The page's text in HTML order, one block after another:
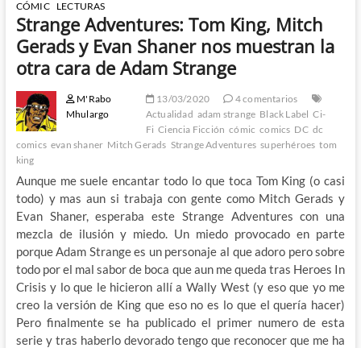
CÓMIC LECTURAS
Strange Adventures: Tom King, Mitch
Gerads y Evan Shaner nos muestran la
otra cara de Adam Strange
M'Rabo
Mhulargo
13/03/2020
4 comentarios
Actualidad adam strange Black Label Ci-
Fi Ciencia Ficción cómic comics DC dc
comics evan shaner Mitch Gerads Strange Adventures superhéroes tom
king
Aunque me suele encantar todo lo que toca Tom King (o casi
todo) y mas aun si trabaja con gente como Mitch Gerads y
Evan Shaner, esperaba este Strange Adventures con una
mezcla de ilusión y miedo. Un miedo provocado en parte
porque Adam Strange es un personaje al que adoro pero sobre
todo por el mal sabor de boca que aun me queda tras Heroes In
Crisis y lo que le hicieron allí a Wally West (y eso que yo me
creo la versión de King que eso no es lo que el quería hacer)
Pero finalmente se ha publicado el primer numero de esta
serie y tras haberlo devorado tengo que reconocer que me ha